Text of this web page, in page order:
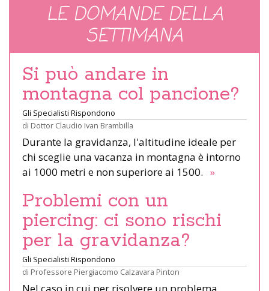
LE DOMANDE DELLA
SETTIMANA
Si può andare in
montagna col pancione?
Gli Specialisti Rispondono
di Dottor Claudio Ivan Brambilla
Durante la gravidanza, l'altitudine ideale per
chi sceglie una vacanza in montagna è intorno
ai 1000 metri e non superiore ai 1500. »
Problemi con un
piercing: ci sono rischi
per la gravidanza?
Gli Specialisti Rispondono
di Professore Piergiacomo Calzavara Pinton
Nel caso in cui per risolvere un problema